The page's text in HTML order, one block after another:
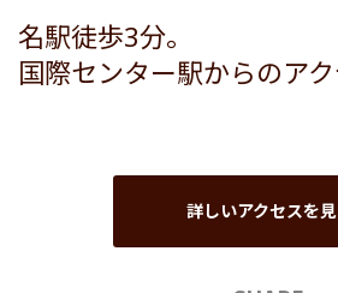
名駅徒歩3分。
国際センター駅からのア
詳しいアクセスを